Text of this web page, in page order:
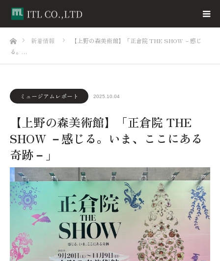
ホーム新着情報
【上野の森美術館】「正倉院 THE SHOW －感じ
る。…
ミュージアムレポート 2025.10.04
【上野の森美術館】「正倉院 THE
SHOW －感じる。いま、ここにある
奇跡－」